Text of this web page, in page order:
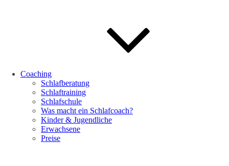
Coaching
Schlafberatung
Schlaftraining
Schlafschule
Was macht ein Schlafcoach?
Kinder & Jugendliche
Erwachsene
Preise